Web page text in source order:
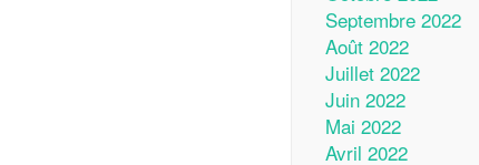
Septembre 2022
Août 2022
Juillet 2022
Juin 2022
Mai 2022
Avril 2022